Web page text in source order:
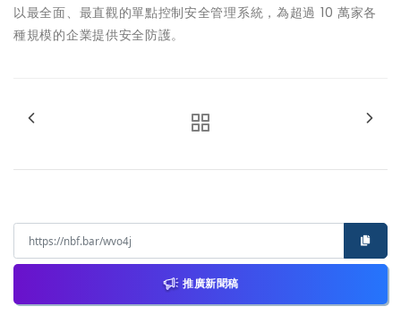
以最全面、最直觀的單點控制安全管理系統，為超過 10 萬家各
種規模的企業提供安全防護。
推廣新聞稿